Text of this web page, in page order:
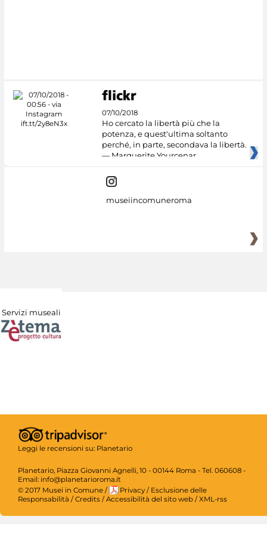
07/10/2018
Ho cercato la libertà più che la
potenza, e quest'ultima soltanto
perché, in parte, secondava la libertà.
— Marguerite Yourcenar
museiincomuneroma
Servizi museali
Leggi le recensioni su: Planetario
Planetario, Piazza Giovanni Agnelli, 10 - 00144 Roma - Tel. 060608 -
Email: info@planetarioroma.it
© 2017 Musei in Comune / Privacy / Esclusione delle
Responsabilità / Credits / Accessibilità del sito web / XML-rss